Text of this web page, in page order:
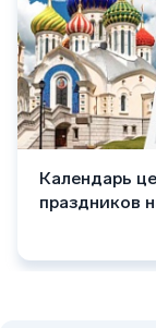
Календарь
праздников